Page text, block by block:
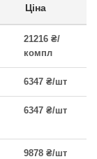
Ціна
21216 ₴/
компл
6347 ₴/шт
6347 ₴/шт
9878 ₴/шт